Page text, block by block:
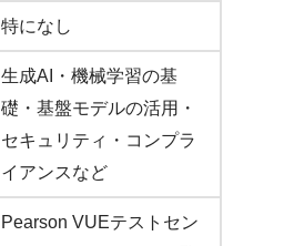
特になし
生成AI・機械学習の基
礎・基盤モデルの活用・
セキュリティ・コンプラ
イアンスなど
Pearson VUEテストセン